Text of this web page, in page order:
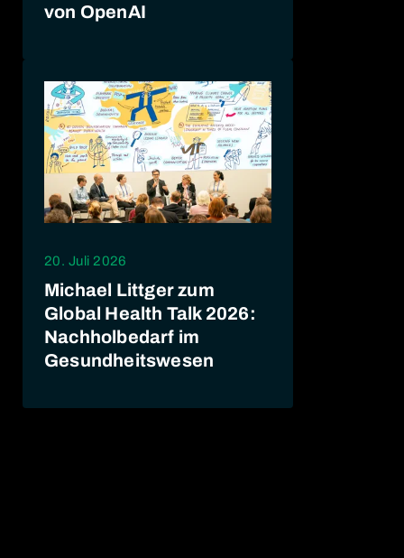
von OpenAI
20. Juli 2026
Michael Littger zum
Global Health Talk 2026:
Nachholbedarf im
Gesundheitswesen